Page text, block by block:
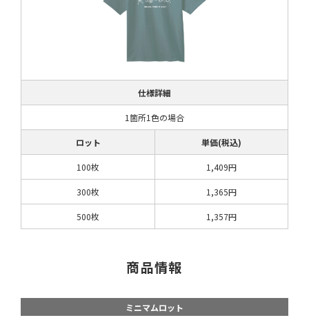
仕様詳細
1箇所1色の場合
ロット 単価(税込)
100枚 1,409円
300枚 1,365円
500枚 1,357円
商品情報
ミニマムロット